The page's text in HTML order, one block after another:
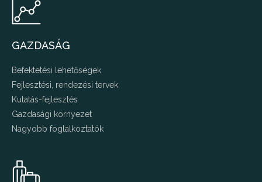
GAZDASÁG
Befektetési lehetőségek
Fejlesztési, rendezési tervek
Kutatás-fejlesztés
Gazdasági környezet
Nagyobb foglalkoztatók